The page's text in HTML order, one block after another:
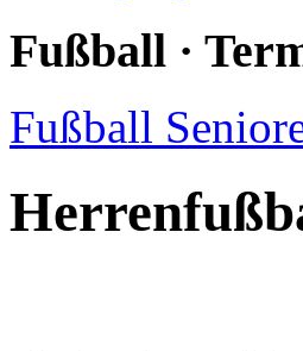
Fußball ·
Fußball